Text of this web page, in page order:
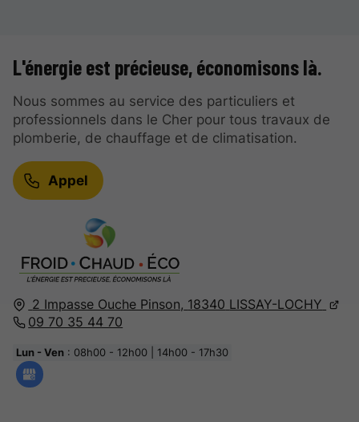
2 Impasse Ouche Pinson, 18340 LISSAY-LOCHY
09 70 35 44 70
Lun - Ven : 08h00 - 12h00 | 14h00 - 17h30
L'énergie est précieuse, économisons là.
Nous sommes au service des particuliers et
professionnels dans le Cher pour tous travaux de
plomberie, de chauffage et de climatisation.
Appel